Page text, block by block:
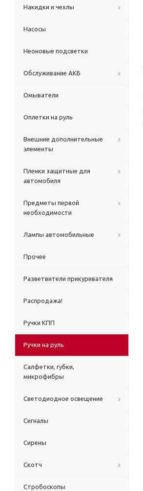
Накидки и чехлы
Насосы
Неоновые подсветки
Обслуживание АКБ
Омыватели
Оплетки на руль
Внешние дополнительные
элементы
Пленки защитные для
автомобиля
Предметы первой
необходимости
Лампы автомобильные
Прочее
Разветвители прикуривателя
Распродажа!
Ручки КПП
Ручки на руль
Салфетки, губки,
микрофибры
Светодиодное освещение
Сигналы
Сирены
Скотч
Стробоскопы